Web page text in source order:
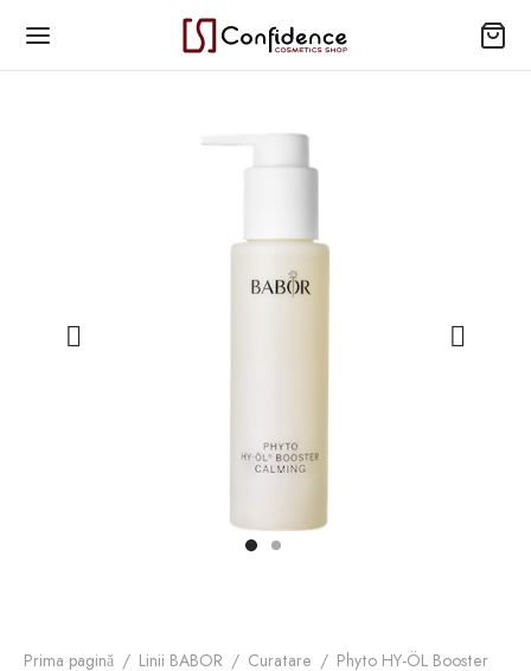
Prima pagină / Linii BABOR / Curatare / Phyto HY-ÖL Booster